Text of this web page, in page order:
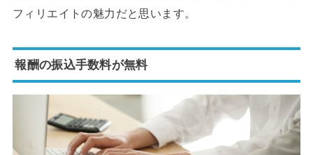
フィリエイトの魅力だと思います。
報酬の振込手数料が無料